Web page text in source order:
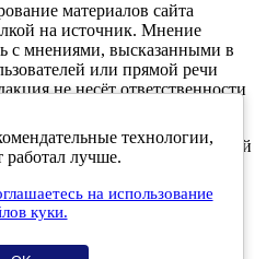
материалов сайта
на источник. Мнение
с мнениями, высказанными в
или прямой речи
не несёт ответственности
в Федеральной
информационных
(Роскомнадзор) 5
номер ЭЛ № ФС 77 -
технологии,
работал лучше.
на использование
куки.